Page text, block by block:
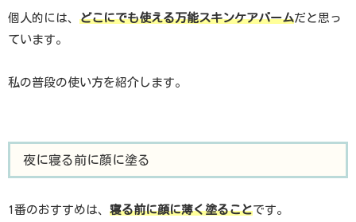
個人的には、 どこにでも使える万能スキンケアバームだと思っ
ています。
私の普段の使い方を紹介します。
夜に寝る前に顔に塗る
1番のおすすめは、 寝る前に顔に薄く塗ることです。